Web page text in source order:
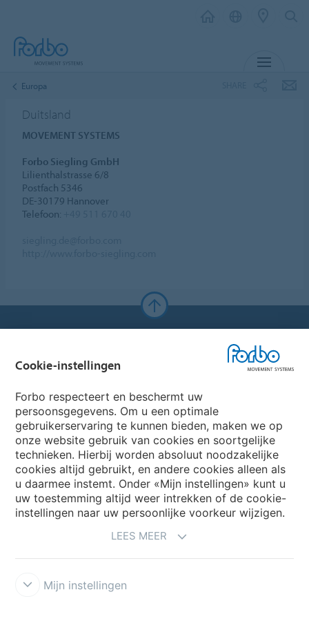
Europa
Duitsland
MOVEMENT SYSTEMS
Forbo Siegling GmbH
Lilienthalstrasse 6/8
Postfach 5346
DE-30179 Hannover
Telefoon:
Forbo Websites
Forbo Group
Forbo Flooring Systems
Forbo Movement Systems
Selecteer een Land
Cookie-instellingen
Forbo respecteert en beschermt uw
persoonsgegevens. Om u een optimale
gebruikerservaring te kunnen bieden, maken we op
onze website gebruik van cookies en soortgelijke
technieken. Hierbij worden absoluut noodzakelijke
cookies altijd gebruikt, en andere cookies alleen als
u daarmee instemt. Onder «Mijn instellingen» kunt u
uw toestemming altijd weer intrekken of de cookie-
instellingen naar uw persoonlijke voorkeur wijzigen.
LEES MEER
Mijn instellingen